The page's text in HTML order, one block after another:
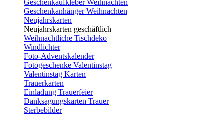
Geschenkaufkleber Weihnachten
Geschenkanhänger Weihnachten
Neujahrskarten
Neujahrskarten geschäftlich
Weihnachtliche Tischdeko
Windlichter
Foto-Adventskalender
Fotogeschenke Valentinstag
Valentinstag Karten
Trauerkarten
Einladung Trauerfeier
Danksagungskarten Trauer
Sterbebilder